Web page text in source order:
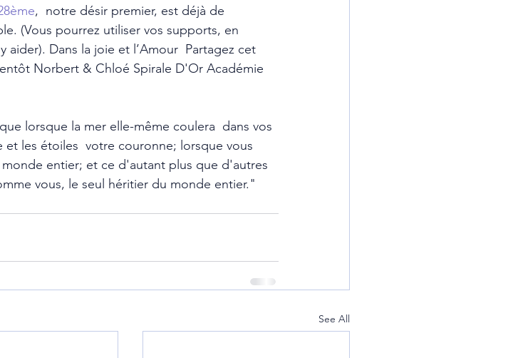
,  notre désir premier, est déjà de
(Vous pourrez utiliser vos supports, en
Dans la joie et l’Amour  Partagez cet
Norbert & Chloé Spirale D'Or Académie
lorsque la mer elle-même coulera  dans vos
les étoiles  votre couronne; lorsque vous
entier; et ce d'autant plus que d'autres
vous, le seul héritier du monde entier."
See All